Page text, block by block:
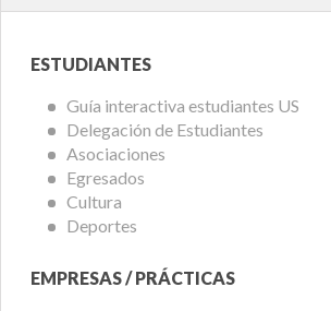
Menú
Alumnos
ESTUDIANTES
Guía interactiva estudiantes US
Delegación de Estudiantes
Asociaciones
Egresados
Cultura
Deportes
EMPRESAS / PRÁCTICAS